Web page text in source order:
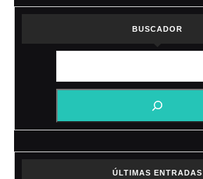
BUSCADOR
ÚLTIMAS ENTRADAS